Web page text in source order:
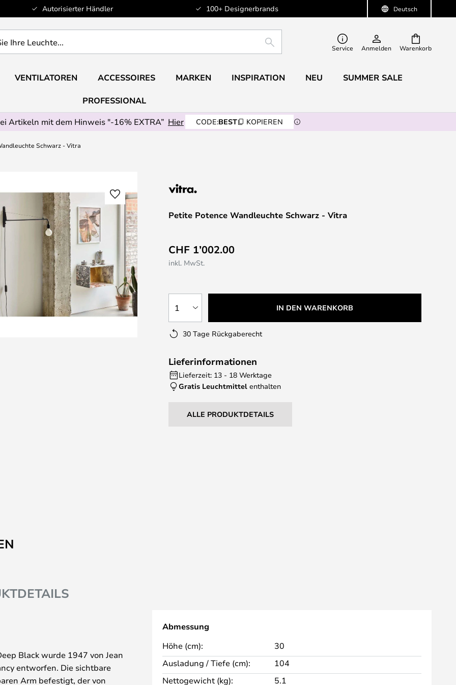
Deutsch
Autorisierter Händler 100+ Designerbrands
Warenkorb
SUCHE Service Anmelden
VENTILATOREN ACCESSOIRES MARKEN INSPIRATION NEU SUMMER SALE
PROFESSIONAL
Artikeln mit dem Hinweis "-16% EXTRA” Hier CODE:BEST KOPIEREN
Schwarz - Vitra
Petite Potence Wandleuchte Schwarz - Vitra
CHF 1’002.00
inkl. MwSt.
1 IN DEN WARENKORB
30 Tage Rückgaberecht
Lieferinformationen
Lieferzeit: 13 - 18 Werktage
Gratis Leuchtmittel enthalten
ALLE PRODUKTDETAILS
Black wurde 1947 von Jean
entworfen. Die sichtbare
Arm befestigt, der von
Abmessung
Höhe (cm):
30
Ausladung / Tiefe (cm):
104
Nettogewicht (kg):
5.1